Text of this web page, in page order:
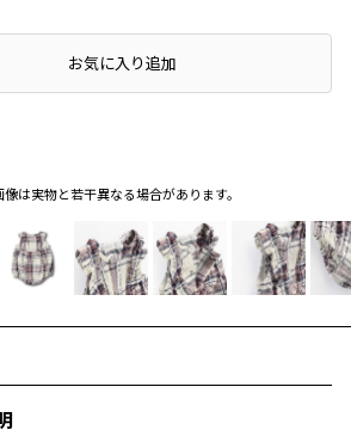
は実物と若干異なる場合があります。
お気に入り追加